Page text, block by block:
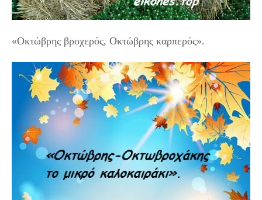
«Οκτώβρης βροχερός, Οκτώβρης καρπερός».